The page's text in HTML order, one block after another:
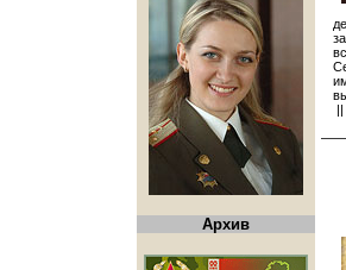
Архив
||